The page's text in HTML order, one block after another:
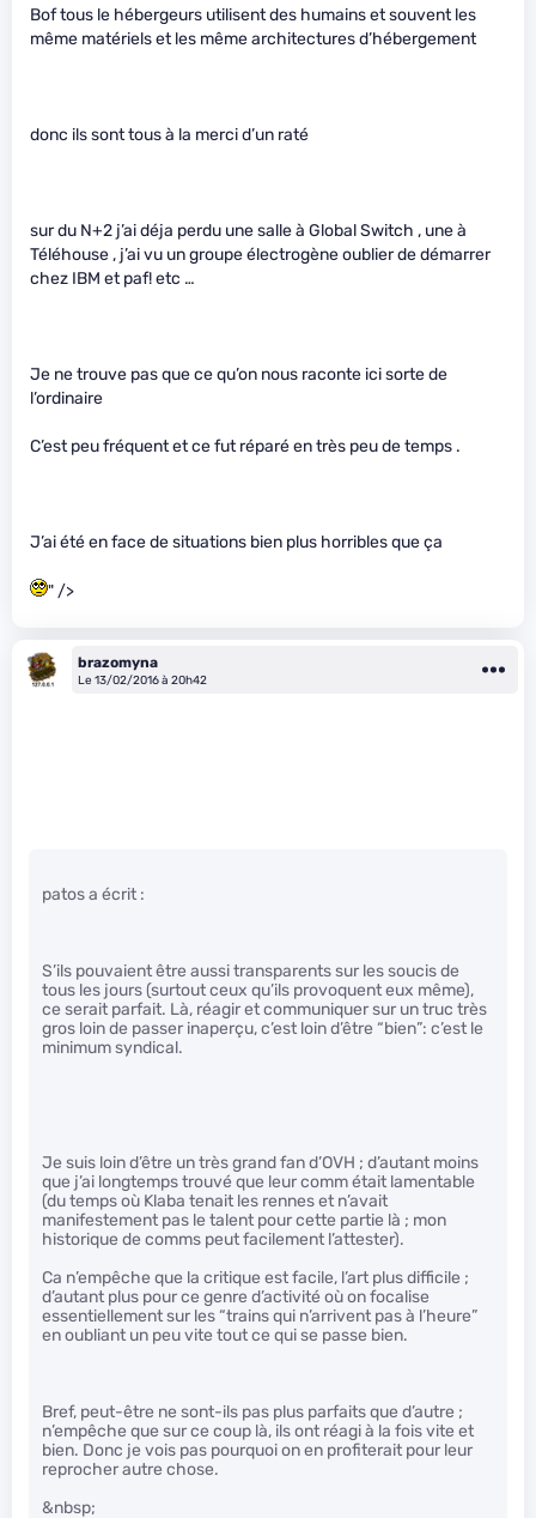
Bof tous le hébergeurs utilisent des humains et souvent les
même matériels et les même architectures d’hébergement
donc ils sont tous à la merci d’un raté
sur du N+2 j’ai déja perdu une salle à Global Switch , une à
Téléhouse , j’ai vu un groupe électrogène oublier de démarrer
chez IBM et paf! etc …
Je ne trouve pas que ce qu’on nous raconte ici sorte de
l’ordinaire
C’est peu fréquent et ce fut réparé en très peu de temps .
J’ai été en face de situations bien plus horribles que ça
" />
brazomyna
Le 13/02/2016 à 20h42
patos a écrit :
S’ils pouvaient être aussi transparents sur les soucis de
tous les jours (surtout ceux qu’ils provoquent eux même),
ce serait parfait. Là, réagir et communiquer sur un truc très
gros loin de passer inaperçu, c’est loin d’être “bien”: c’est le
minimum syndical.
Je suis loin d’être un très grand fan d’OVH ; d’autant moins
que j’ai longtemps trouvé que leur comm était lamentable
(du temps où Klaba tenait les rennes et n’avait
manifestement pas le talent pour cette partie là ; mon
historique de comms peut facilement l’attester).
Ca n’empêche que la critique est facile, l’art plus difficile ;
d’autant plus pour ce genre d’activité où on focalise
essentiellement sur les “trains qui n’arrivent pas à l’heure”
en oubliant un peu vite tout ce qui se passe bien.
Bref, peut-être ne sont-ils pas plus parfaits que d’autre ;
n’empêche que sur ce coup là, ils ont réagi à la fois vite et
bien. Donc je vois pas pourquoi on en profiterait pour leur
reprocher autre chose.
&nbsp;